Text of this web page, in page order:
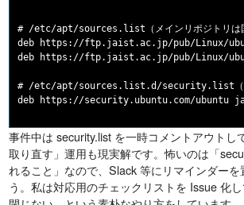
# /etc/apt/sources.list（メインリポジトリは国
deb https://ftp.jaist.ac.jp/pub/Linux/
deb https://ftp.jaist.ac.jp/pub/Linux/
# /etc/apt/sources.list.d/security.list（
事件中は security.list を一時コメントアウトし
取り直す」運用も現実解です。怖いのは「
れること」なので、Slack 等にリマインダーを
う。私は対応用のチェックリストを Issue 化